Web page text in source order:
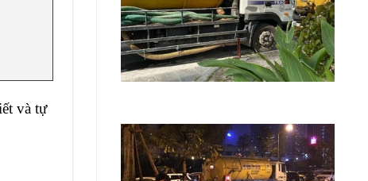
và tự